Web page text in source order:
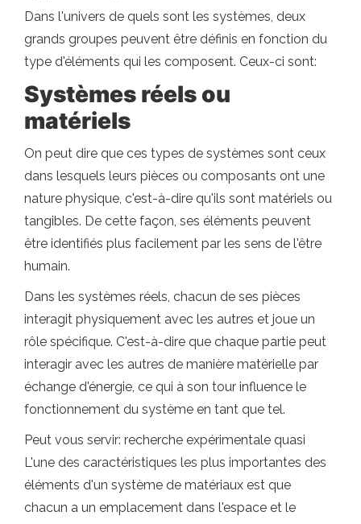
Dans l'univers de quels sont les systèmes, deux
grands groupes peuvent être définis en fonction du
type d'éléments qui les composent. Ceux-ci sont:
Systèmes réels ou
matériels
On peut dire que ces types de systèmes sont ceux
dans lesquels leurs pièces ou composants ont une
nature physique, c'est-à-dire qu'ils sont matériels ou
tangibles. De cette façon, ses éléments peuvent
être identifiés plus facilement par les sens de l'être
humain.
Dans les systèmes réels, chacun de ses pièces
interagit physiquement avec les autres et joue un
rôle spécifique. C'est-à-dire que chaque partie peut
interagir avec les autres de manière matérielle par
échange d'énergie, ce qui à son tour influence le
fonctionnement du système en tant que tel.
Peut vous servir: recherche expérimentale quasi
L'une des caractéristiques les plus importantes des
éléments d'un système de matériaux est que
chacun a un emplacement dans l'espace et le